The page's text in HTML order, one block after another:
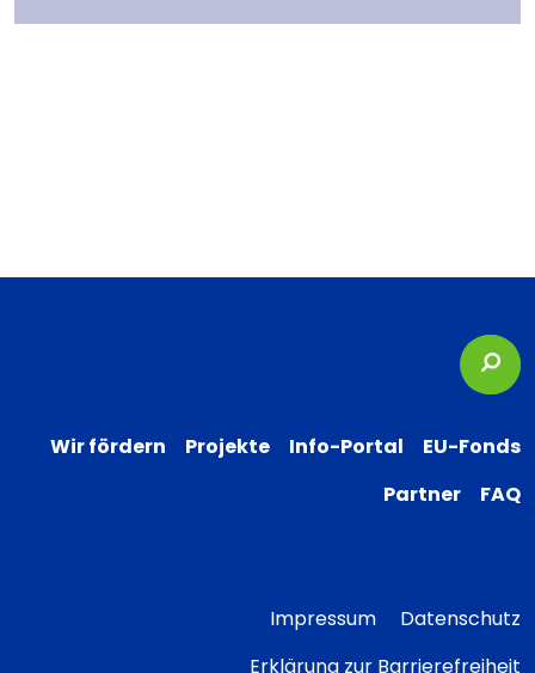
Wir fördern Projekte Info-Portal
EU-Fonds
Partner
FAQ
Impressum
Datenschutz
Erklärung zur Barrierefreiheit